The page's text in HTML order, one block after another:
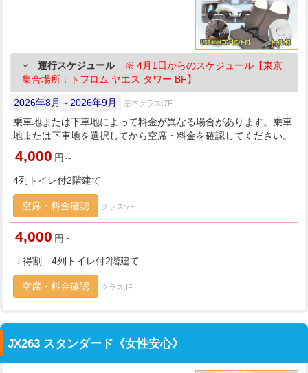
運行スケジュール
※ 4月1日からのスケジュール【東京
集合場所：トフロム ヤエス タワー BF】
2026年8月～2026年9月 基本クラス:7F
乗車地または下車地によって料金が異なる場合があります。乗車
地または下車地を選択してから空席・料金を確認してください。
4,000 円～
4列トイレ付2階建て
空席・料金確認 クラス:7F
4,000 円～
Ｊ得割 4列トイレ付2階建て
空席・料金確認 クラス:IF
JX263 スタンダード《女性安心》